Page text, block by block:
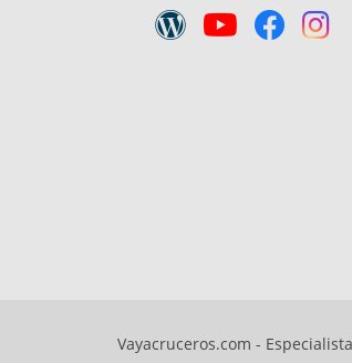
Vayacruceros.com -